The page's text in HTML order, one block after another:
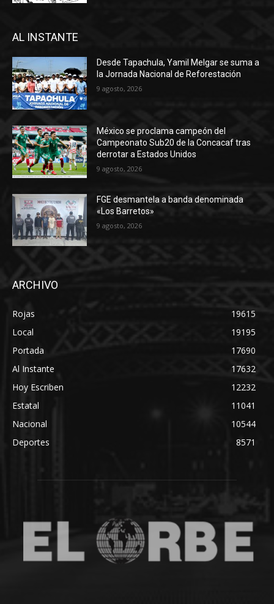
AL INSTANTE
Desde Tapachula, Yamil Melgar se suma a
la Jornada Nacional de Reforestación
9 agosto, 2026
México se proclama campeón del
Campeonato Sub20 de la Concacaf tras
derrotar a Estados Unidos
9 agosto, 2026
FGE desmantela a banda denominada
«Los Barretos»
9 agosto, 2026
ARCHIVO
Rojas
19615
Local
19195
Portada
17690
Al Instante
17632
Hoy Escriben
12232
Estatal
11041
Nacional
10544
Deportes
8571